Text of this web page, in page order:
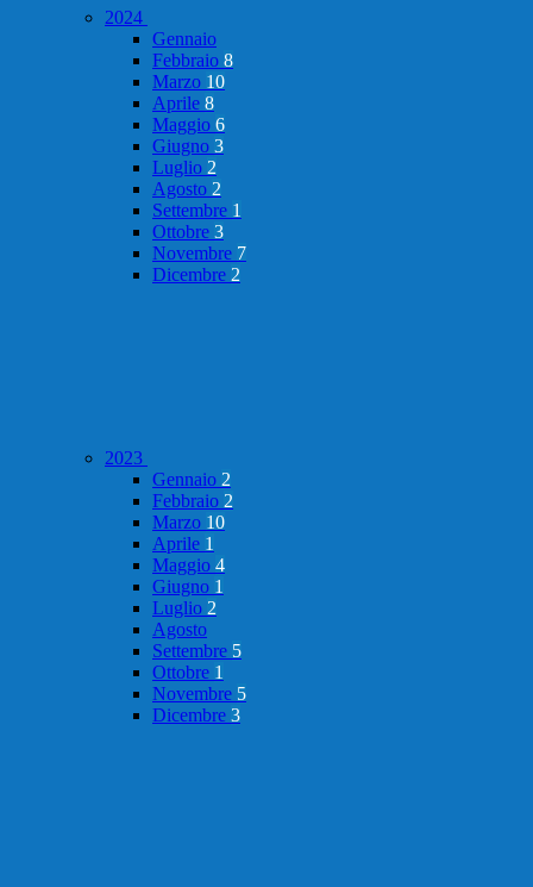
2024
Gennaio
Febbraio 8
Marzo 10
Aprile 8
Maggio 6
Giugno 3
Luglio 2
Agosto 2
Settembre 1
Ottobre 3
Novembre 7
Dicembre 2
2023
Gennaio 2
Febbraio 2
Marzo 10
Aprile 1
Maggio 4
Giugno 1
Luglio 2
Agosto
Settembre 5
Ottobre 1
Novembre 5
Dicembre 3